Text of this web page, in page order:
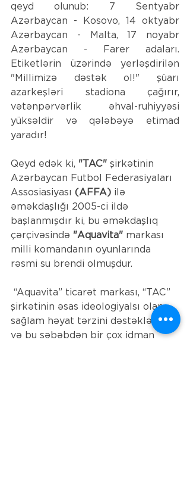
qeyd olunub: 7 Sentyabr
Azərbaycan - Kosovo, 14 oktyabr
Azərbaycan - Malta, 17 noyabr
Azərbaycan - Farer adaları.
Etiketlərin üzərində yerləşdirilən
"Millimizə dəstək ol!" şüarı
azarkeşləri stadiona çağırır,
vətənpərvərlik əhval-ruhiyyəsi
yüksəldir və qələbəyə etimad
yaradır!
Qeyd edək ki, "TAC" şirkətinin
Azərbaycan Futbol Federasiyaları
Assosiasiyası (AFFA) ilə
əməkdaşlığı 2005-ci ildə
başlanmışdır ki, bu əməkdaşlıq
çərçivəsində "Aquavita" markası
milli komandanın oyunlarında
rəsmi su brendi olmuşdur.
şirkətinin əsas ideologiyalsı olan
sağlam həyat tərzini dəstəkləyir
və bu səbəbdən bir çox idman